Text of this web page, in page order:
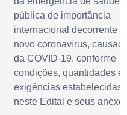
pública de importância
internacional decorrente
novo coronavírus,
da COVID-19, conforme
condições, quantidades e
exigências estabelecidas
neste Edital e seus